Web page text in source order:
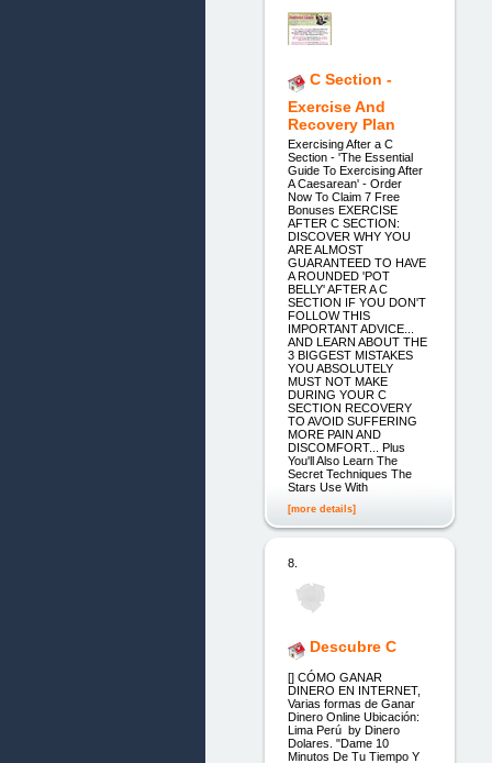
C Section -
Exercise And
Recovery Plan
Exercising After a C
Section - 'The Essential
Guide To Exercising After
A Caesarean' - Order
Now To Claim 7 Free
Bonuses EXERCISE
AFTER C SECTION:
DISCOVER WHY YOU
ARE ALMOST
GUARANTEED TO HAVE
A ROUNDED 'POT
BELLY' AFTER A C
SECTION IF YOU DON'T
FOLLOW THIS
IMPORTANT ADVICE...
AND LEARN ABOUT THE
3 BIGGEST MISTAKES
YOU ABSOLUTELY
MUST NOT MAKE
DURING YOUR C
SECTION RECOVERY
TO AVOID SUFFERING
MORE PAIN AND
DISCOMFORT... Plus
You'll Also Learn The
Secret Techniques The
Stars Use With
[more details]
8.
Descubre C
[] CÓMO GANAR
DINERO EN INTERNET,
Varias formas de Ganar
Dinero Online Ubicación:
Lima Perú by Dinero
Dolares. "Dame 10
Minutos De Tu Tiempo Y